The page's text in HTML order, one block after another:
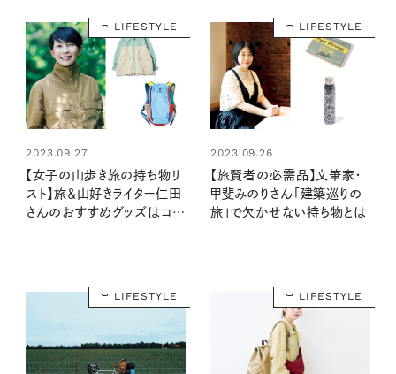
LIFESTYLE
2023.09.27
【女子の山歩き旅の持ち物リ
スト】旅＆山好きライター仁田
さんのおすすめグッズはコ
LIFESTYLE
2023.09.26
【旅賢者の必需品】文筆家・
甲斐みのりさん「建築巡りの
旅」で欠かせない持ち物とは
LIFESTYLE LIFESTYLE